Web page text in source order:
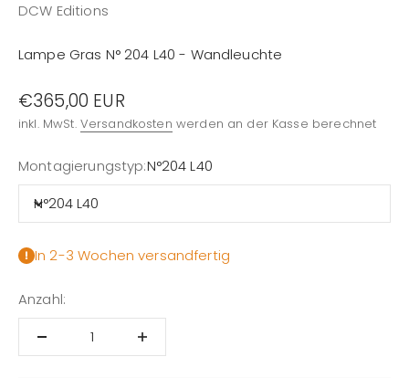
DCW Editions
Lampe Gras N° 204 L40 - Wandleuchte
Angebot
€365,00 EUR
inkl. MwSt. Versandkosten werden an der Kasse berechnet
Montagierungstyp:N°204 L40
N°204 L40
In 2-3 Wochen versandfertig
Anzahl: